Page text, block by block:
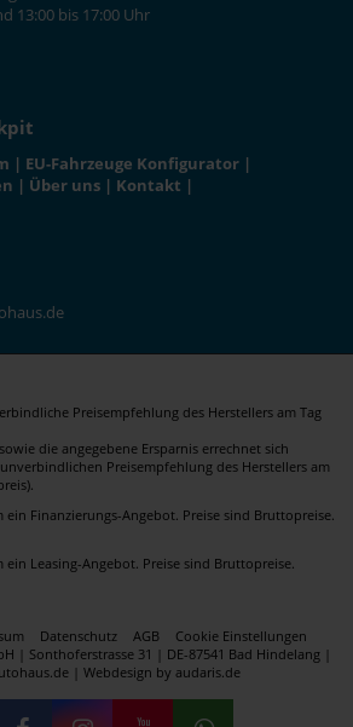
13:00 bis 17:00 Uhr
| EU-Fahrzeuge Konfigurator |
| Über uns | Kontakt |
Preisempfehlung des Herstellers am Tag
die angegebene Ersparnis errechnet sich
Preisempfehlung des Herstellers am
ein Finanzierungs-Angebot. Preise sind Bruttopreise.
ein Leasing-Angebot. Preise sind Bruttopreise.
Datenschutz AGB
Cookie Einstellungen
| Sonthoferstrasse 31 | DE-87541 Bad Hindelang |
| Webdesign by audaris.de